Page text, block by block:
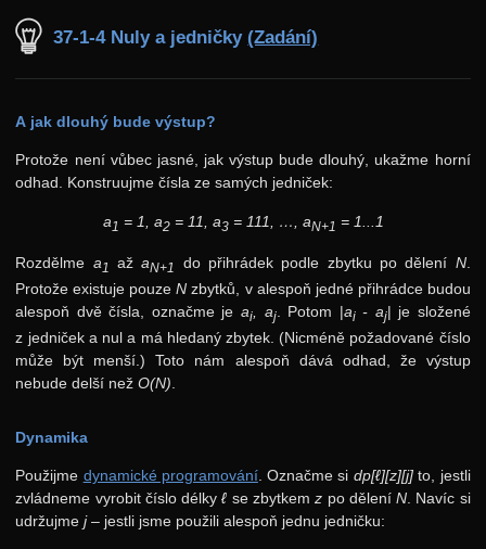
37-1-4 Nuly a jedničky(Zadání)
A jak dlouhý bude výstup?
Protože není vůbec jasné, jak výstup bude dlouhý, ukažme horní
odhad. Konstruujme čísla ze samých jedniček:
a1 = 1, a2= 11, a3= 111, …, aN+1 = 1...1
Rozdělme a1 ažaN+1 do přihrádek podle zbytku po dělení N.
Protože existuje pouzeN zbytků, v alespoň jedné přihrádce budou
alespoň dvě čísla, označme je ai, aj. Potom |ai- aj| je složené
z jedniček a nul a má hledaný zbytek. (Nicméně požadované číslo
může být menší.) Toto nám alespoň dává odhad, že výstup
nebude delší nežO(N)
Dynamika
Použijme dynamické programování. Označme si dp[ℓ][z][j] to, jestli
zvládneme vyrobit číslo délkyℓ se zbytkemz po děleníN . Navíc si
udržujmej– jestli jsme použili alespoň jednu jedničku: